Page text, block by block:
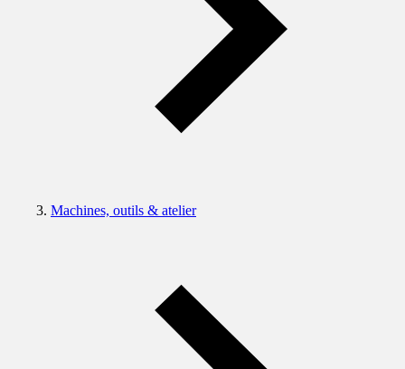
Machines, outils & atelier